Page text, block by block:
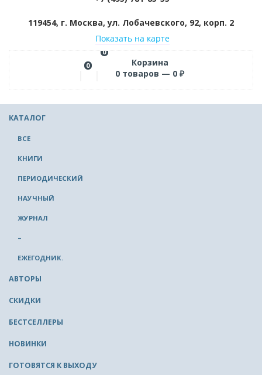
119454, г. Москва, ул. Лобачевского, 92, корп. 2
Показать на карте
0
0
Корзина
0 товаров — 0 ₽
КАТАЛОГ
ВСЕ
КНИГИ
ПЕРИОДИЧЕСКИЙ
НАУЧНЫЙ
ЖУРНАЛ
–
ЕЖЕГОДНИК.
АВТОРЫ
СКИДКИ
БЕСТСЕЛЛЕРЫ
НОВИНКИ
ГОТОВЯТСЯ К ВЫХОДУ